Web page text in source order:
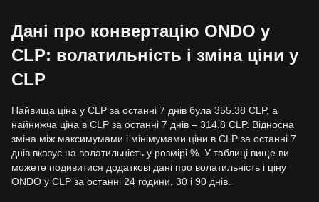
Дані про конвертацію ONDO у
CLP: волатильність і зміна ціни у
CLP
Найвища ціна у CLP за останні 7 днів була 355.38 CLP, а
найнижча ціна в CLP за останні 7 днів – 314.8 CLP. Відносна
зміна між максимумами і мінімумами ціни в CLP за останні 7
днів вказує на волатильність у розмірі %. У таблиці вище ви
можете подивитися додаткові дані про волатильність і ціну
ONDO у CLP за останні 24 години, 30 і 90 днів.